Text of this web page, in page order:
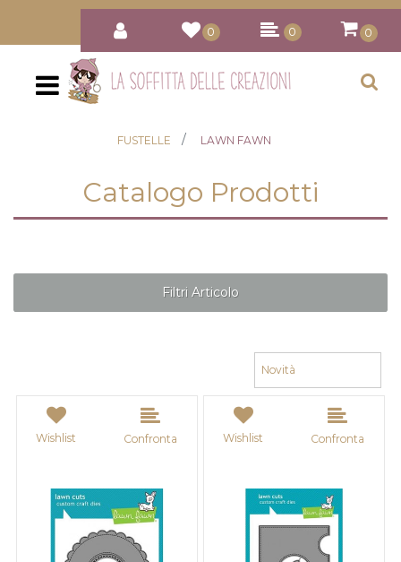
0 0 0
Open
FUSTELLE LAWN FAWN
Catalogo Prodotti
Filtri Articolo
Wishlist Confronta Wishlist Confronta